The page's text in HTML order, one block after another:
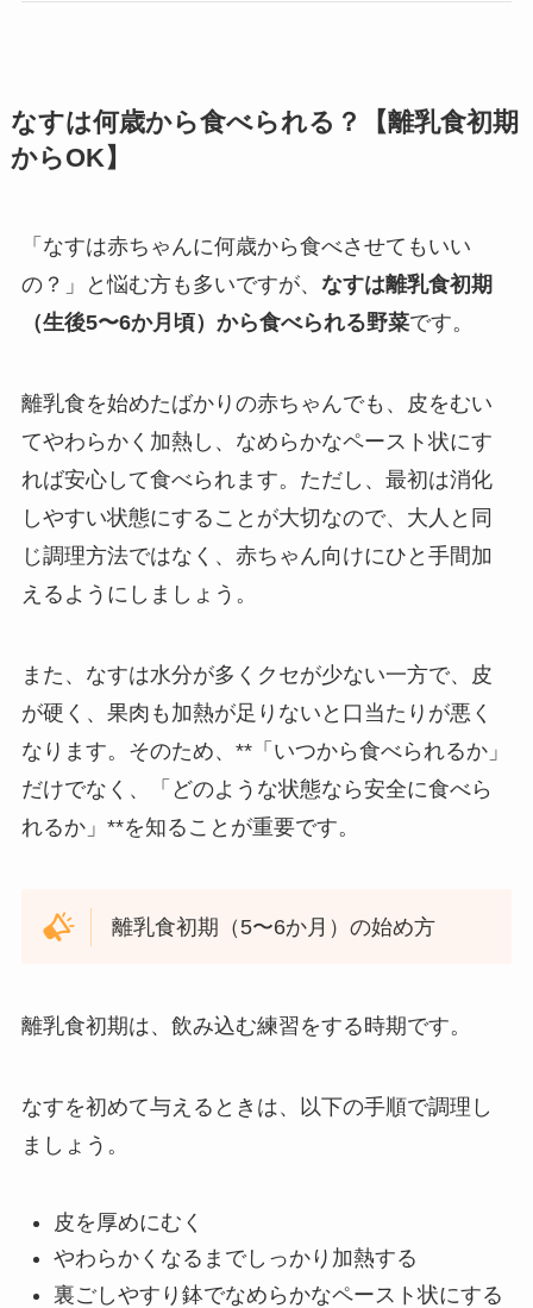
なすは何歳から食べられる？【離乳食初期
からOK】
「なすは赤ちゃんに何歳から食べさせてもいい
の？」と悩む方も多いですが、 なすは離乳食初期
（生後5〜6か月頃）から食べられる野菜です。
離乳食を始めたばかりの赤ちゃんでも、皮をむい
てやわらかく加熱し、なめらかなペースト状にす
れば安心して食べられます。ただし、最初は消化
しやすい状態にすることが大切なので、大人と同
じ調理方法ではなく、赤ちゃん向けにひと手間加
えるようにしましょう。
また、なすは水分が多くクセが少ない一方で、皮
が硬く、果肉も加熱が足りないと口当たりが悪く
なります。そのため、**「いつから食べられるか」
だけでなく、「どのような状態なら安全に食べら
れるか」**を知ることが重要です。
離乳食初期（5〜6か月）の始め方
離乳食初期は、飲み込む練習をする時期です。
なすを初めて与えるときは、以下の手順で調理し
ましょう。
皮を厚めにむく
やわらかくなるまでしっかり加熱する
裏ごしやすり鉢でなめらかなペースト状にする